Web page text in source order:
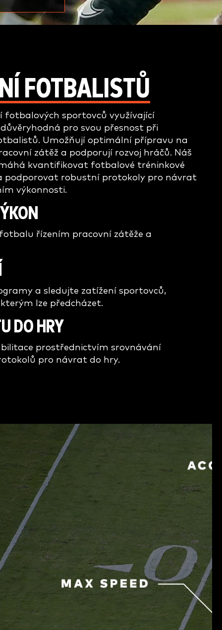
FOTBALISTŮ
fotbalových sportovců využívající
pro svou přesnost při
Umožňují optimální přípravu na
zátěž a podporují rozvoj hráčů. Náš
kvantifikovat fotbalové tréninkové
podporovat robustní protokoly pro návrat
výkonnosti.
řízením pracovní zátěže a
a sledujte zatížení sportovců,
lze předcházet.
DO HRY
prostřednictvím srovnávání
pro návrat do hry.